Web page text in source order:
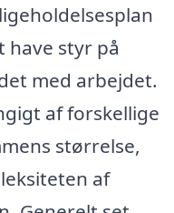
have styr på
med arbejdet.
af forskellige
størrelse,
af